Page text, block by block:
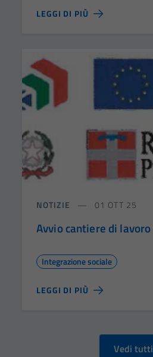
LEGGI DI PIÙ
NOTIZIE 01 OTT 25
Avvio cantiere di lavoro
Integrazione sociale
LEGGI DI PIÙ
Vedi tutti